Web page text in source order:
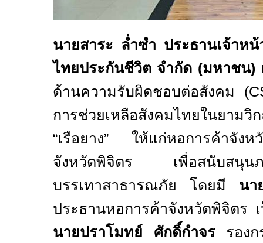
นายสาระ ล่ำซำ ประธานเจ้าห
ไทยประกันชีวิต จำกัด (มหาชน)
ด้านความรับผิดชอบต่อสังคม (
การช่วยเหลือสังคมไทยในยาม
“เรือยาง” ให้แก่หอการค้าจั
จังหวัดพิจิตร เพื่อสนับสนุนภา
บรรเทาสาธารณภัย โดยมี นา
ประธานหอการค้าจังหวัดพิจิตร
นายปราโมทย์ ศักดิ์กำจรรองก